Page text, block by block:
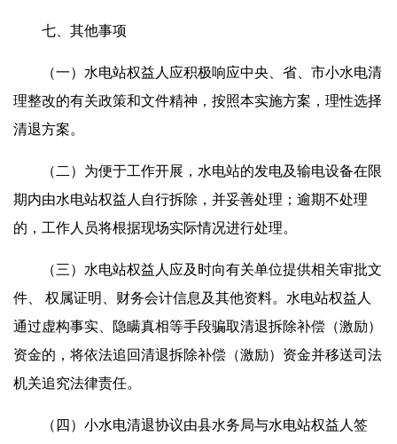
七、其他事项
（一）水电站权益人应积极响应中央、省、市小水电清
理整改的有关政策和文件精神，按照本实施方案，理性选择
清退方案。
（二）为便于工作开展，水电站的发电及输电设备在限
期内由水电站权益人自行拆除，并妥善处理；逾期不处理
的，工作人员将根据现场实际情况进行处理。
（三）水电站权益人应及时向有关单位提供相关审批文
件、 权属证明、财务会计信息及其他资料。水电站权益人
通过虚构事实、隐瞒真相等手段骗取清退拆除补偿（激励）
资金的，将依法追回清退拆除补偿（激励）资金并移送司法
机关追究法律责任。
（四）小水电清退协议由县水务局与水电站权益人签